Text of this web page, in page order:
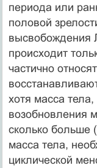
периода или
половой
высвобождения
происходит
частично
хотя масса
возобновления
сколько больше
масса тела,
циклической